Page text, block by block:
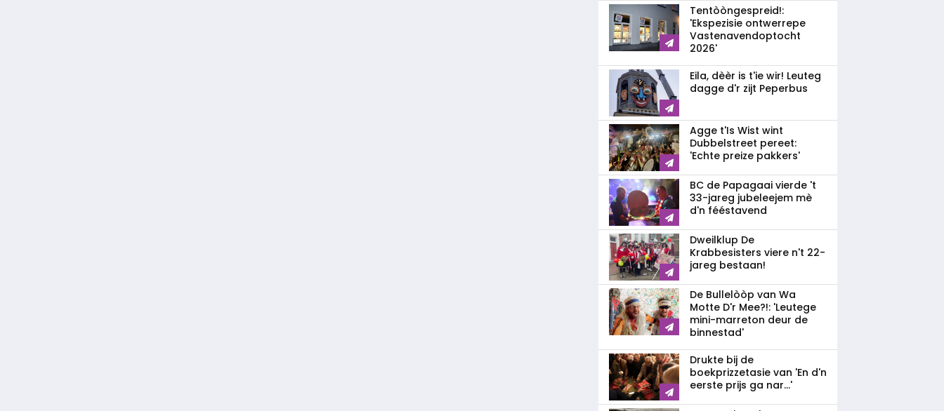
Tentòòngespreid!:
'Ekspezisie ontwerrepe
Vastenavendoptocht
2026'
Eila, dèèr is t'ie wir! Leuteg
dagge d'r zijt Peperbus
Agge t'Is Wist wint
Dubbelstreet pereet:
'Echte preize pakkers'
BC de Papagaai vierde 't
33-jareg jubeleejem mè
d'n fééstavend
Dweilklup De
Krabbesisters viere n't 22-
jareg bestaan!
De Bullelòòp van Wa
Motte D'r Mee?!: 'Leutege
mini-marreton deur de
binnestad'
Drukte bij de
boekprizzetasie van 'En d'n
eerste prijs ga nar...'